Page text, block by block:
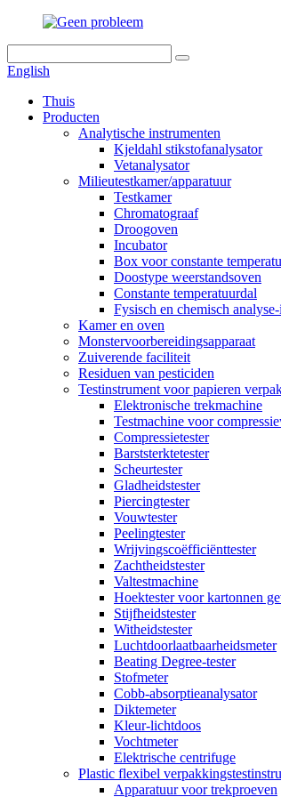
English
Thuis
Producten
Analytische instrumenten
Kjeldahl stikstofanalysator
Vetanalysator
Milieutestkamer/apparatuur
Testkamer
Chromatograaf
Droogoven
Incubator
Box voor constante
Doostype weerstandsoven
Constante temperatuurdal
Fysisch en chemisch
Kamer en oven
Monstervoorbereidingsapparaat
Zuiverende faciliteit
Residuen van pesticiden
Testinstrument voor papieren
Elektronische trekmachine
Testmachine voor
Compressietester
Barststerktetester
Scheurtester
Gladheidstester
Piercingtester
Vouwtester
Peelingtester
Wrijvingscoëfficiënttester
Zachtheidstester
Valtestmachine
Hoektester voor kartonnen
Stijfheidstester
Witheidstester
Luchtdoorlaatbaarheidsmeter
Beating Degree-tester
Stofmeter
Cobb-absorptieanalysator
Diktemeter
Kleur-lichtdoos
Vochtmeter
Elektrische centrifuge
Plastic flexibel
Apparatuur voor trekproeven